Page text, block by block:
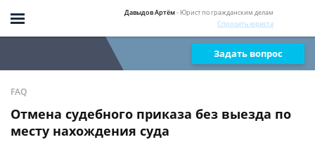
Давыдов Артём- Юрист по гражданским делам
Спросить юриста
Задать вопрос
FAQ
Отмена судебного приказа без выезда по
месту нахождения суда